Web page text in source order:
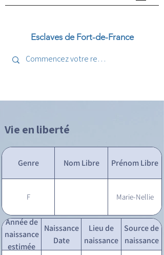
Esclaves de Fort-de-France
Vie en liberté
Genre Nom Libre Prénom Libre
F Marie-Nellie
Année de
naissance
estimée
Naissance
Date
Lieu de
naissance
Source de
naissance